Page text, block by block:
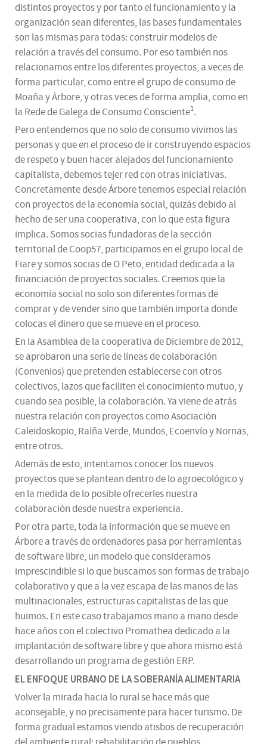
distintos proyectos y por tanto el funcionamiento y la
organización sean diferentes, las bases fundamentales
son las mismas para todas: construir modelos de
relación a través del consumo. Por eso también nos
relacionamos entre los diferentes proyectos, a veces de
forma particular, como entre el grupo de consumo de
Moaña y Árbore, y otras veces de forma amplia, como en
la Rede de Galega de Consumo Consciente1.
Pero entendemos que no solo de consumo vivimos las
personas y que en el proceso de ir construyendo espacios
de respeto y buen hacer alejados del funcionamiento
capitalista, debemos tejer red con otras iniciativas.
Concretamente desde Árbore tenemos especial relación
con proyectos de la economía social, quizás debido al
hecho de ser una cooperativa, con lo que esta figura
implica. Somos socias fundadoras de la sección
territorial de Coop57, participamos en el grupo local de
Fiare y somos socias de O Peto, entidad dedicada a la
financiación de proyectos sociales. Creemos que la
economía social no solo son diferentes formas de
comprar y de vender sino que también importa donde
colocas el dinero que se mueve en el proceso.
En la Asamblea de la cooperativa de Diciembre de 2012,
se aprobaron una serie de líneas de colaboración
(Convenios) que pretenden establecerse con otros
colectivos, lazos que faciliten el conocimiento mutuo, y
cuando sea posible, la colaboración. Ya viene de atrás
nuestra relación con proyectos como Asociación
Caleidoskopio, Raíña Verde, Mundos, Ecoenvío y Nornas,
entre otros.
Además de esto, intentamos conocer los nuevos
proyectos que se plantean dentro de lo agroecológico y
en la medida de lo posible ofrecerles nuestra
colaboración desde nuestra experiencia.
Por otra parte, toda la información que se mueve en
Árbore a través de ordenadores pasa por herramientas
de software libre, un modelo que consideramos
imprescindible si lo que buscamos son formas de trabajo
colaborativo y que a la vez escapa de las manos de las
multinacionales, estructuras capitalistas de las que
huimos. En este caso trabajamos mano a mano desde
hace años con el colectivo Promathea dedicado a la
implantación de software libre y que ahora mismo está
desarrollando un programa de gestión ERP.
EL ENFOQUE URBANO DE LA SOBERANÍA ALIMENTARIA
Volver la mirada hacia lo rural se hace más que
aconsejable, y no precisamente para hacer turismo. De
forma gradual estamos viendo atisbos de recuperación